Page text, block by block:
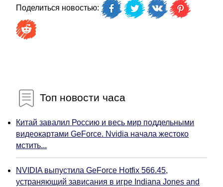
Поделиться новостью:
Топ новости часа
Китай завалил Россию и весь мир поддельными
видеокартами GeForce. Nvidia начала жестоко
мстить...
NVIDIA выпустила GeForce Hotfix 566.45,
устраняющий зависания в игре Indiana Jones and